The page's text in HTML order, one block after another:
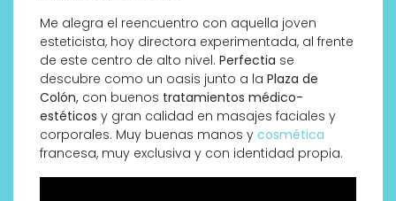
Me alegra el reencuentro con aquella joven
esteticista, hoy directora experimentada, al frente
de este centro de alto nivel. Perfectia se
descubre como un oasis junto a la Plaza de
Colón, con buenos tratamientos médico-
estéticos y gran calidad en masajes faciales y
corporales. Muy buenas manos y cosmética
francesa, muy exclusiva y con identidad propia.